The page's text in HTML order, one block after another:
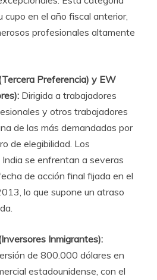
cupo en el año fiscal anterior,
profesionales altamente
Preferencia) y EW
Dirigida a trabajadores
y otros trabajadores
de las más demandadas por
de elegibilidad. Los
se enfrentan a severas
de acción final fijada en el
lo que supone un atraso
Inmigrantes):
de 800.000 dólares en
estadounidense, con el